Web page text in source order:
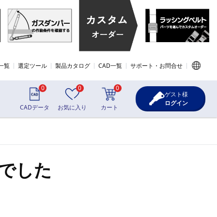
覧 選定ツール 製品カタログ CAD一覧 サポート・お問合せ
0
CADデータ
0
お気に入り
0
カート
ゲスト様
ログイン
した